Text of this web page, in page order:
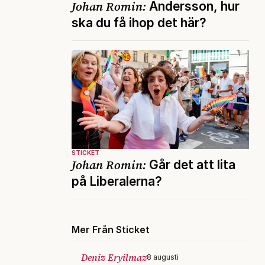
Johan Romin: Andersson, hur
ska du få ihop det här?
STICKET
Johan Romin: Går det att lita
på Liberalerna?
Mer Från Sticket
Deniz Eryilmaz8 augusti